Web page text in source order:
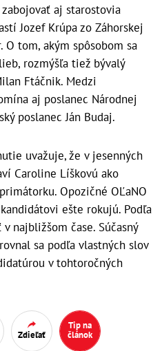
aj starostovia
Jozef Krúpa zo Záhorskej
O tom, akým spôsobom sa
rozmýšľa tiež bývalý
Ftáčnik. Medzi
aj poslanec Národnej
poslanec Ján Budaj.
uvažuje, že v jesenných
Caroline Líškovú ako
Opozičné OĽaNO
ešte rokujú. Podľa
najbližšom čase. Súčasný
sa podľa vlastných slov
v tohtoročných
Zdieľať
Tip na
článok